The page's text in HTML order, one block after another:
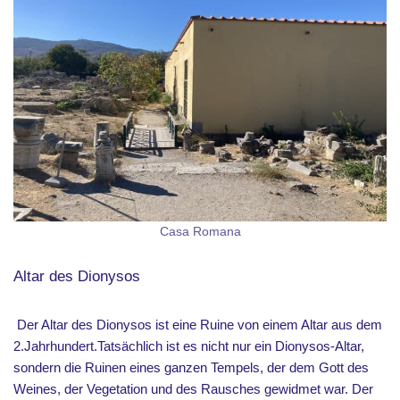
Casa Romana
Altar des Dionysos
Der Altar des Dionysos ist eine Ruine von einem Altar aus dem
2.Jahrhundert.Tatsächlich ist es nicht nur ein Dionysos-Altar,
sondern die Ruinen eines ganzen Tempels, der dem Gott des
Weines, der Vegetation und des Rausches gewidmet war. Der